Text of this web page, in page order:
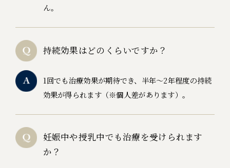
ん。
持続効果はどのくらいですか？
1回でも治療効果が期待でき、半年～2年程度の持続
効果が得られます（※個人差があります）。
妊娠中や授乳中でも治療を受けられます
か？